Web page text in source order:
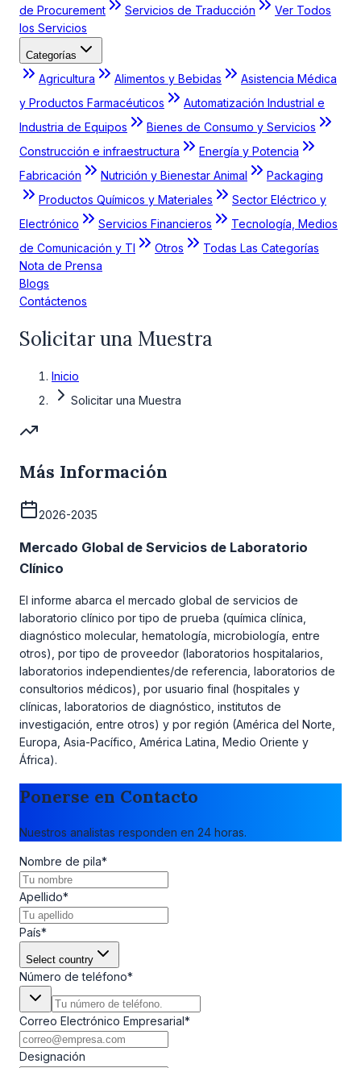
de Procurement
Servicios de Traducción
Ver Todos
los Servicios
Categorías
Agricultura Alimentos y Bebidas
Asistencia Médica
y Productos Farmacéuticos
Automatización Industrial e
Industria de Equipos
Bienes de Consumo y Servicios
Construcción e infraestructura
Energía y Potencia
Fabricación
Nutrición y Bienestar Animal
Packaging
Productos Químicos y Materiales
Sector Eléctrico y
Electrónico
Servicios Financieros
Tecnología, Medios
de Comunicación y TI
Otros
Todas Las Categorías
Nota de Prensa
Blogs
Contáctenos
Solicitar una Muestra
Inicio
Solicitar una Muestra
Más Información
2026-2035
Mercado Global de Servicios de Laboratorio
Clínico
El informe abarca el mercado global de servicios de
laboratorio clínico por tipo de prueba (química clínica,
diagnóstico molecular, hematología, microbiología, entre
otros), por tipo de proveedor (laboratorios hospitalarios,
laboratorios independientes/de referencia, laboratorios de
consultorios médicos), por usuario final (hospitales y
clínicas, laboratorios de diagnóstico, institutos de
investigación, entre otros) y por región (América del Norte,
Europa, Asia-Pacífico, América Latina, Medio Oriente y
África).
Ponerse en Contacto
Nuestros analistas responden en 24 horas.
Nombre de pila*
Apellido*
País*
Select country
Número de teléfono*
Correo Electrónico Empresarial*
Designación